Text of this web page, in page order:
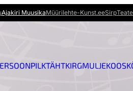
Ajakiri MuusikaMüürilehte-Kunst.eeSirp
PILKTÄHTKIRGMULJE